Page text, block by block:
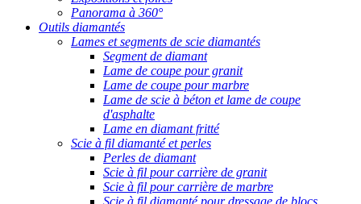
Panorama à 360°
Outils diamantés
Lames et segments de scie diamantés
Segment de diamant
Lame de coupe pour granit
Lame de coupe pour marbre
Lame de scie à béton et lame de coupe
d'asphalte
Lame en diamant fritté
Scie à fil diamanté et perles
Perles de diamant
Scie à fil pour carrière de granit
Scie à fil pour carrière de marbre
Scie à fil diamanté pour dressage de blocs